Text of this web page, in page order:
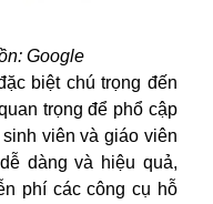
Google
biệt chú trọng đến
trọng để phổ cập
viên và giáo viên
dàng và hiệu quả,
phí các công cụ hỗ